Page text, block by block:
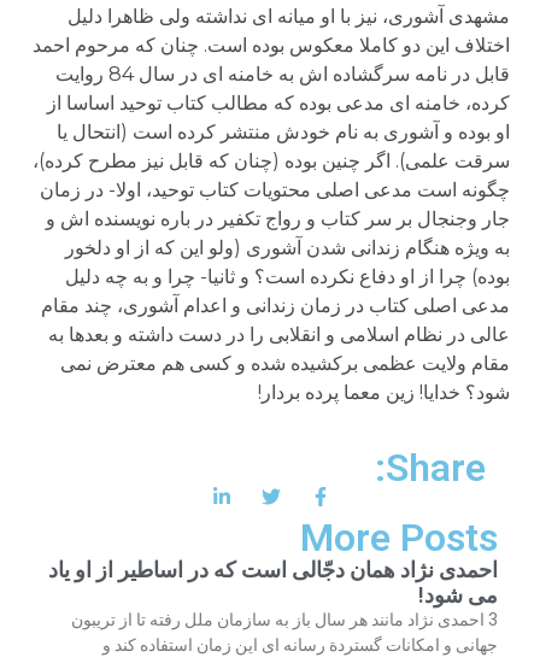
مشهدی آشوری، نیز با او میانه ای نداشته ولی ظاهرا دلیل
اختلاف این دو کاملا معکوس بوده است. چنان که مرحوم احمد
قابل در نامه سرگشاده اش به خامنه ای در سال 84 روایت
کرده، خامنه ای مدعی بوده که مطالب کتاب توحید اساسا از
او بوده و آشوری به نام خودش منتشر کرده است (انتحال یا
سرقت علمی). اگر چنین بوده (چنان که قابل نیز مطرح کرده)،
چگونه است مدعی اصلی محتویات کتاب توحید، اولا- در زمان
جار وجنجال بر سر کتاب و رواج تکفیر در باره نویسنده اش و
به ویژه هنگام زندانی شدن آشوری (ولو این که از او دلخور
بوده) چرا از او دفاع نکرده است؟ و ثانیا- چرا و به چه دلیل
مدعی اصلی کتاب در زمان زندانی و اعدام آشوری، چند مقام
عالی در نظام اسلامی و انقلابی را در دست داشته و بعدها به
مقام ولایت عظمی برکشیده شده و کسی هم معترض نمی
شود؟ خدایا! زین معما پرده بردار!
Share:
More Posts
احمدی نژاد همان دجّالی است که در اساطیر از او یاد
می شود!
3 احمدی نژاد مانند هر سال باز به سازمان ملل رفته تا از تریبون
جهانی و امکانات گستردة رسانه ای این زمان استفاده کند و